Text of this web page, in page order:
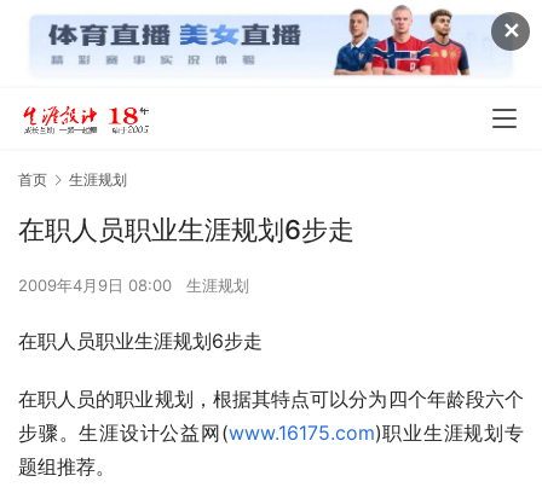
✕
首页 生涯规划
在职人员职业生涯规划6步走
2009年4月9日 08:00 生涯规划
在职人员职业生涯规划6步走
在职人员的职业规划，根据其特点可以分为四个年龄段六个
步骤。生涯设计公益网(www.16175.com)职业生涯规划专
题组推荐。